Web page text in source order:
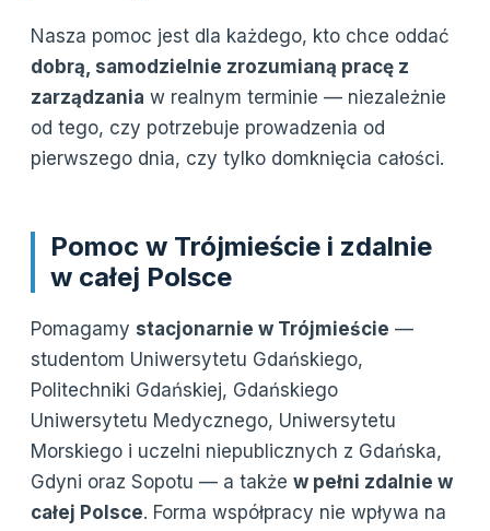
Nasza pomoc jest dla każdego, kto chce oddać
dobrą, samodzielnie zrozumianą pracę z
zarządzania w realnym terminie — niezależnie
od tego, czy potrzebuje prowadzenia od
pierwszego dnia, czy tylko domknięcia całości.
Pomoc w Trójmieście i zdalnie
w całej Polsce
Pomagamy stacjonarnie w Trójmieście —
studentom Uniwersytetu Gdańskiego,
Politechniki Gdańskiej, Gdańskiego
Uniwersytetu Medycznego, Uniwersytetu
Morskiego i uczelni niepublicznych z Gdańska,
Gdyni oraz Sopotu — a także w pełni zdalnie w
całej Polsce. Forma współpracy nie wpływa na